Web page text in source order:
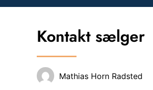
Kontakt sælger
Mathias Horn Radsted